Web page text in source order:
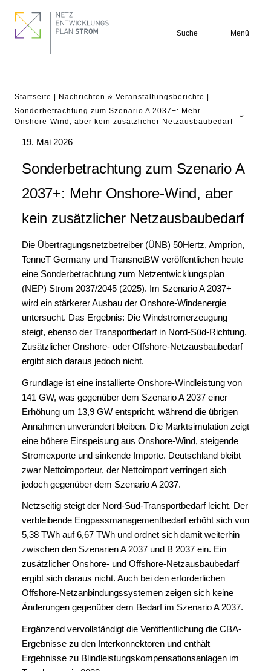
zum
Inhalt
Suche Menü
Pfadnavigation
Startseite
Nachrichten & Veranstaltungsberichte
Sonderbetrachtung zum Szenario A 2037+: Mehr
Onshore-Wind, aber kein zusätzlicher Netzausbaubedarf
NEP Aktuell
Beteiligung
Archiv
19. Mai 2026
Sonderbetrachtung zum Szenario A
2037+: Mehr Onshore-Wind, aber
kein zusätzlicher Netzausbaubedarf
Die Übertragungsnetzbetreiber (ÜNB) 50Hertz, Amprion,
TenneT Germany und TransnetBW veröffentlichen heute
eine Sonderbetrachtung zum Netzentwicklungsplan
(NEP) Strom 2037/2045 (2025). Im Szenario A 2037+
wird ein stärkerer Ausbau der Onshore-Windenergie
untersucht. Das Ergebnis: Die Windstromerzeugung
steigt, ebenso der Transportbedarf in Nord-Süd-Richtung.
Zusätzlicher Onshore- oder Offshore-Netzausbaubedarf
ergibt sich daraus jedoch nicht.
Grundlage ist eine installierte Onshore-Windleistung von
141 GW, was gegenüber dem Szenario A 2037 einer
Erhöhung um 13,9 GW entspricht, während die übrigen
Annahmen unverändert bleiben. Die Marktsimulation zeigt
eine höhere Einspeisung aus Onshore-Wind, steigende
Stromexporte und sinkende Importe. Deutschland bleibt
zwar Nettoimporteur, der Nettoimport verringert sich
jedoch gegenüber dem Szenario A 2037.
Netzseitig steigt der Nord-Süd-Transportbedarf leicht. Der
verbleibende Engpassmanagementbedarf erhöht sich von
5,38 TWh auf 6,67 TWh und ordnet sich damit weiterhin
zwischen den Szenarien A 2037 und B 2037 ein. Ein
zusätzlicher Onshore- und Offshore-Netzausbaubedarf
ergibt sich daraus nicht. Auch bei den erforderlichen
Offshore-Netzanbindungssystemen zeigen sich keine
Änderungen gegenüber dem Bedarf im Szenario A 2037.
Ergänzend vervollständigt die Veröffentlichung die CBA-
Ergebnisse zu den Interkonnektoren und enthält
Ergebnisse zu Blindleistungskompensationsanlagen im
quick
links